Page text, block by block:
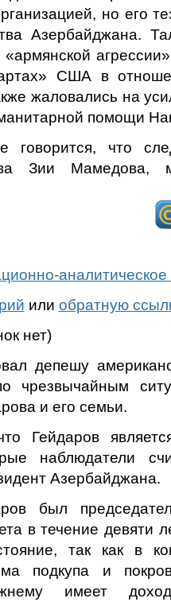
но его
Азербайджана.
США в
жаловались на
помощи
говорится, что
Зии Мамедова,
аналитическое
или обратную
нет)
депешу
чрезвычайным
и его семьи.
Гейдаров
наблюдатели
Азербайджана.
был
в течение девяти
так как в
подкупа и
имеет